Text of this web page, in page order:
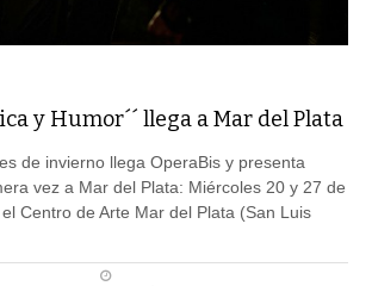
y Humor´´ llega a Mar del Plata
de invierno llega OperaBis y presenta
vez a Mar del Plata: Miércoles 20 y 27 de
Centro de Arte Mar del Plata (San Luis